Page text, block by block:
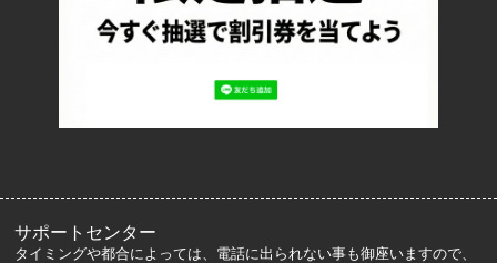
ロッカーズについて
サポートセンター
タイミングや都合によっては、電話に出られない事も御座いますので、